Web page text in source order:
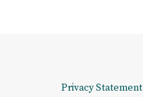
Privacy Statement